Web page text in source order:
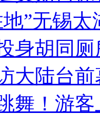
”无锡
身胡同
大陆台
舞！游客